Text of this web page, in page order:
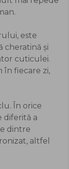
este
și
cuticulei.
în fiecare zi,
În orice
diferită a
dintre
altfel